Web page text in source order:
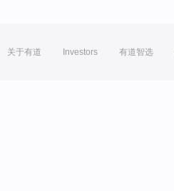
关于有道 Investors 有道智选